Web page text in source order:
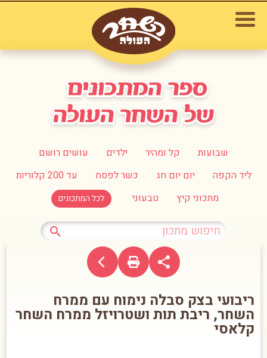
שבועות קל ומהיר ילדים
עושים רושם
ליד הקפה
יום יום חג כשר לפסח
עד 200 קלוריות
מתכוני קיץ
טבעוני לכל המתכונים
ריבועי בצק סבלה נימוח עם ממרח
השחר, ריבת תות ושטרויזל ממרח השחר
קלאסי